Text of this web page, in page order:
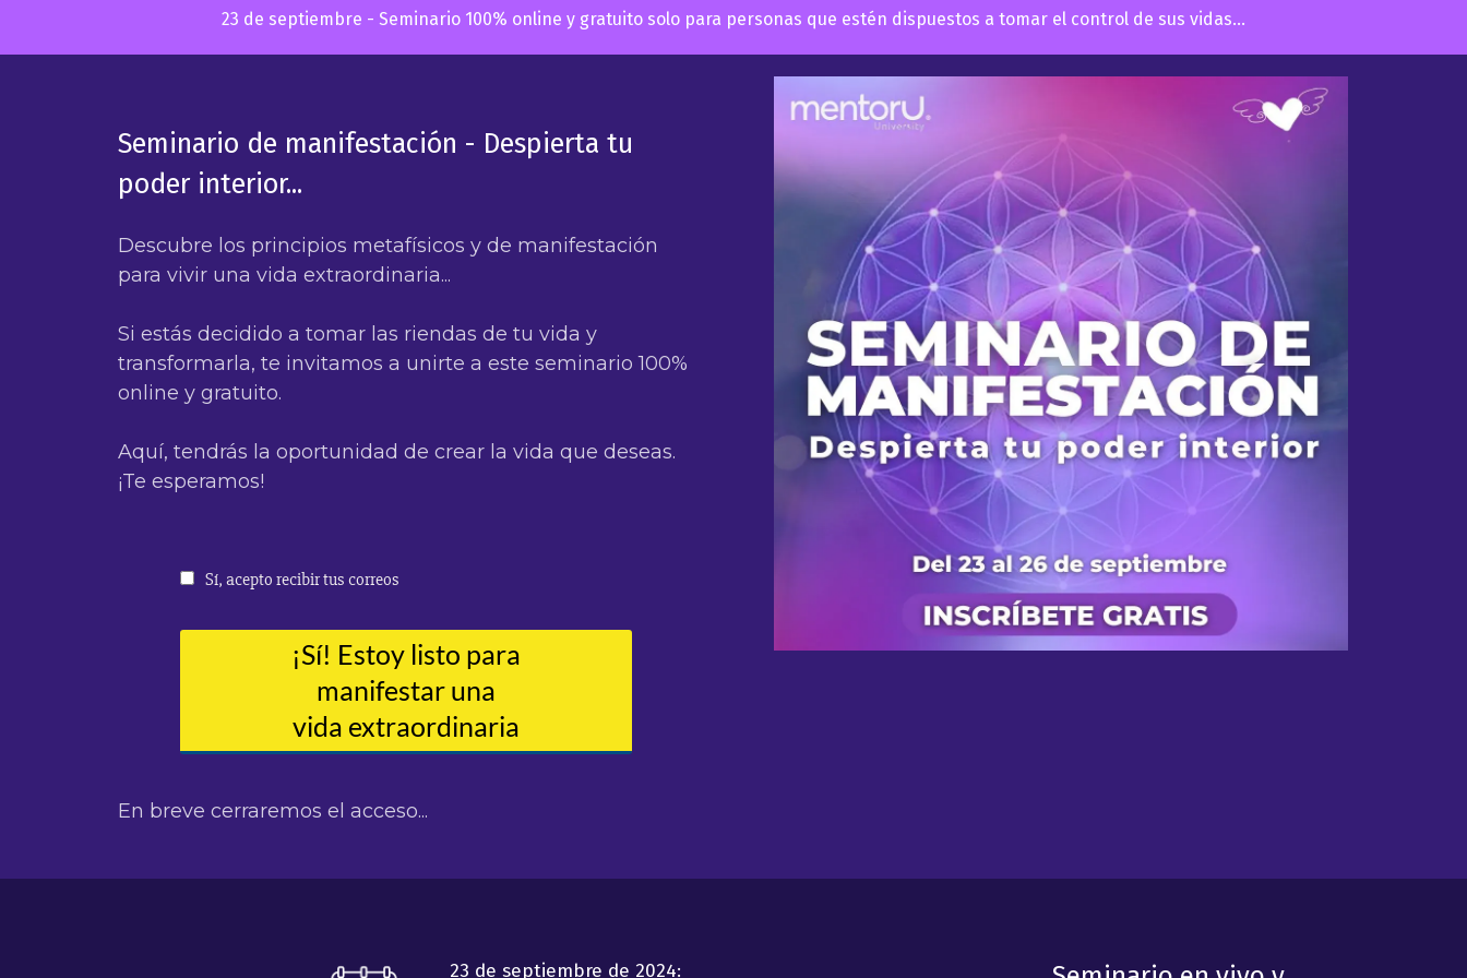
23 de septiembre - Seminario 100% online y gratuito solo para personas que estén dispuestos a tomar el control de sus vidas...
Seminario de manifestación - Despierta tu
poder interior...
Descubre los principios metafísicos y de manifestación
para vivir una vida extraordinaria...
Si estás decidido a tomar las riendas de tu vida y
transformarla, te invitamos a unirte a este seminario 100%
online y gratuito.
Aquí, tendrás la oportunidad de crear la vida que deseas.
¡Te esperamos!
En breve cerraremos el acceso...
23 de septiembre de 2024: